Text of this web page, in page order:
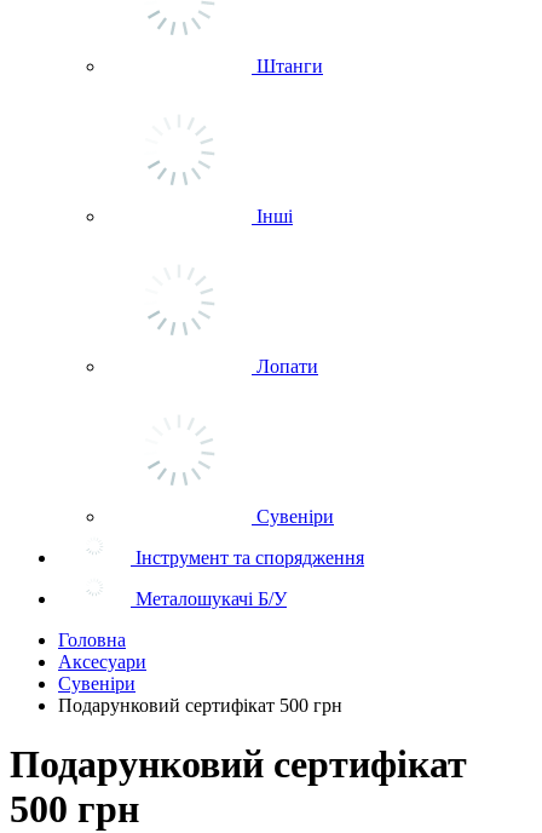
Штанги
Інші
Лопати
Сувеніри
Інструмент та спорядження
Металошукачі Б/У
Головна
Аксесуари
Сувеніри
Подарунковий сертифікат 500 грн
Подарунковий сертифікат
500 грн